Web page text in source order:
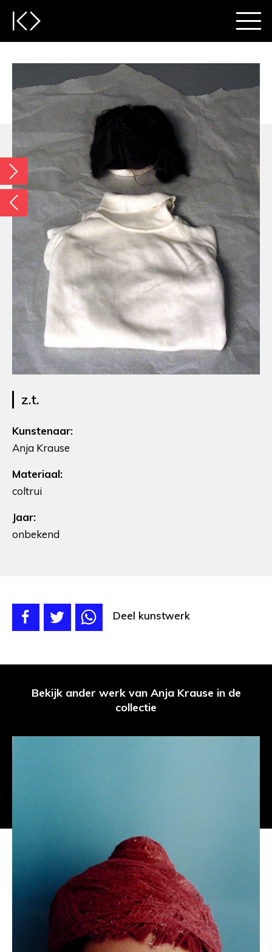
z.t.
Kunstenaar:
Anja Krause
Materiaal:
coltrui
Jaar:
onbekend
Deel kunstwerk
Bekijk ander werk van Anja Krause in de
collectie